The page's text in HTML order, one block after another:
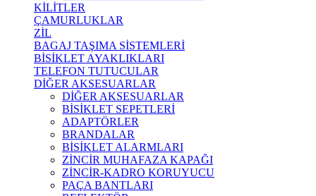
KİLİTLER
ÇAMURLUKLAR
ZİL
BAGAJ TAŞIMA SİSTEMLERİ
BİSİKLET AYAKLIKLARI
TELEFON TUTUCULAR
DİĞER AKSESUARLAR
DİĞER AKSESUARLAR
BİSİKLET SEPETLERİ
ADAPTÖRLER
BRANDALAR
BİSİKLET ALARMLARI
ZİNCİR MUHAFAZA KAPAĞI
ZİNCİR-KADRO KORUYUCU
PAÇA BANTLARI